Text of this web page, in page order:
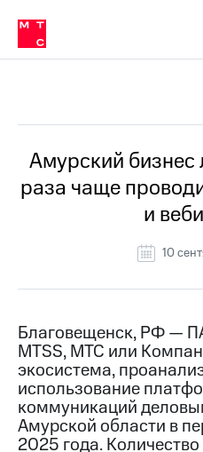
Медиа-центр
и акционерам
Устойчивое развитие
Комплаенс и деловая этика
компании
Карьера
История
компании
Руководство
информация
Контакты
Медиа-центр
Пресс-
релизы
МТС
о технологиях
в МТС
Пресс-
релизы
о технологиях
Амурский бизнес
раза чаще
и
10
Благовещенск, РФ —
MTSS, МТС или
экосистема,
использование
коммуникаций
Амурской области в
2025 года.